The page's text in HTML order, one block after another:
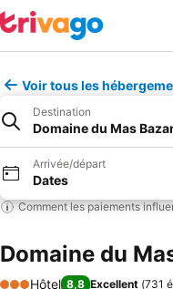
Voir tous les
Destination
Domaine du Mas
Arrivée/départ
Dates
Comment les paiements
Domaine du
Hôtel 8,8 Excellent (731